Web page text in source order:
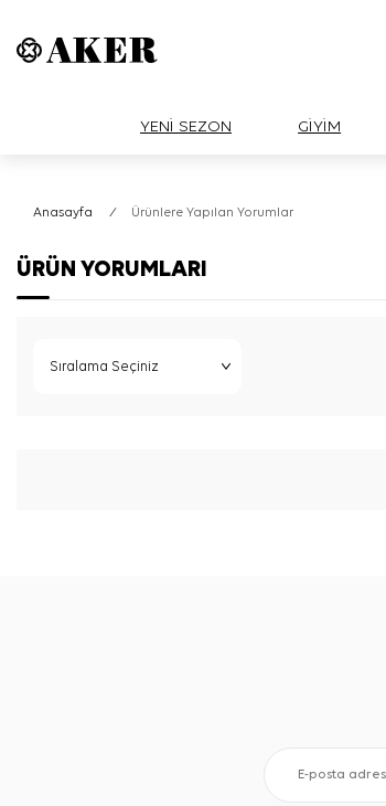
YENİ SEZON GİYİM
Anasayfa / Ürünlere Yapılan Yorumlar
ÜRÜN YORUMLARI